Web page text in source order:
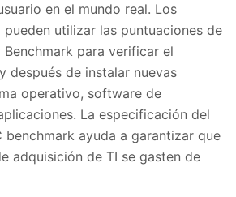
en el mundo real. Los
pueden utilizar las puntuaciones de
para verificar el
después de instalar nuevas
operativo, software de
La especificación del
benchmark ayuda a garantizar que
adquisición de TI se gasten de